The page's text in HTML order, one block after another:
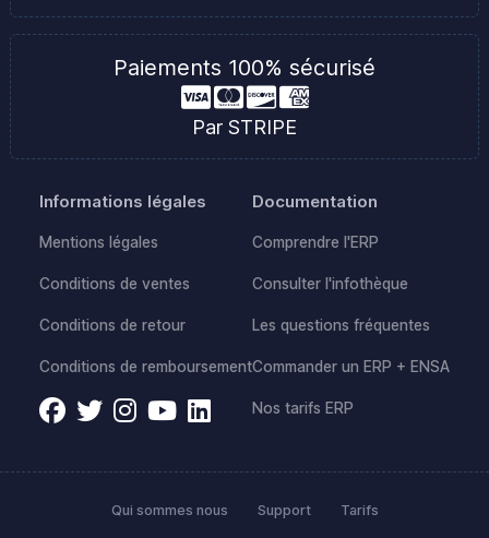
Paiements 100% sécurisé
Par STRIPE
Informations légales
Mentions légales
Conditions de ventes
Conditions de retour
Conditions de remboursement
Documentation
Comprendre l'ERP
Consulter l'infothèque
Les questions fréquentes
Commander un ERP + ENSA
Nos tarifs ERP
Qui sommes nous Support Tarifs